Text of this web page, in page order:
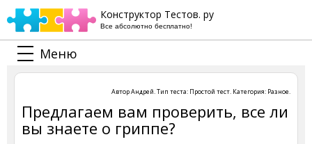
Конструктор Тестов. ру
Все абсолютно бесплатно!
Меню
АвторАндрей. Тип теста: Простой тест. Категория: Разное.
Предлагаем вам проверить, все ли
вы знаете о гриппе?